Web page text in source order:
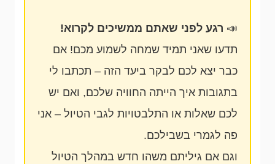
📣 רגע לפני שאתם ממשיכים לקרוא!
תדעו שאני תמיד שמחה לשמוע מכם! אם
כבר יצא לכם לבקר ביעד הזה – תכתבו לי
בתגובות איך הייתה החוויה שלכם, ואם יש
לכם שאלות או התלבטויות לגבי הטיול – אני
פה לגמרי בשבילכם.
וגם אם גיליתם משהו חדש במהלך הטיול